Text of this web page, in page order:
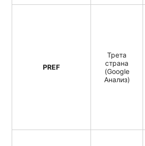
PREF
Трета
страна
(Google
Анализ)